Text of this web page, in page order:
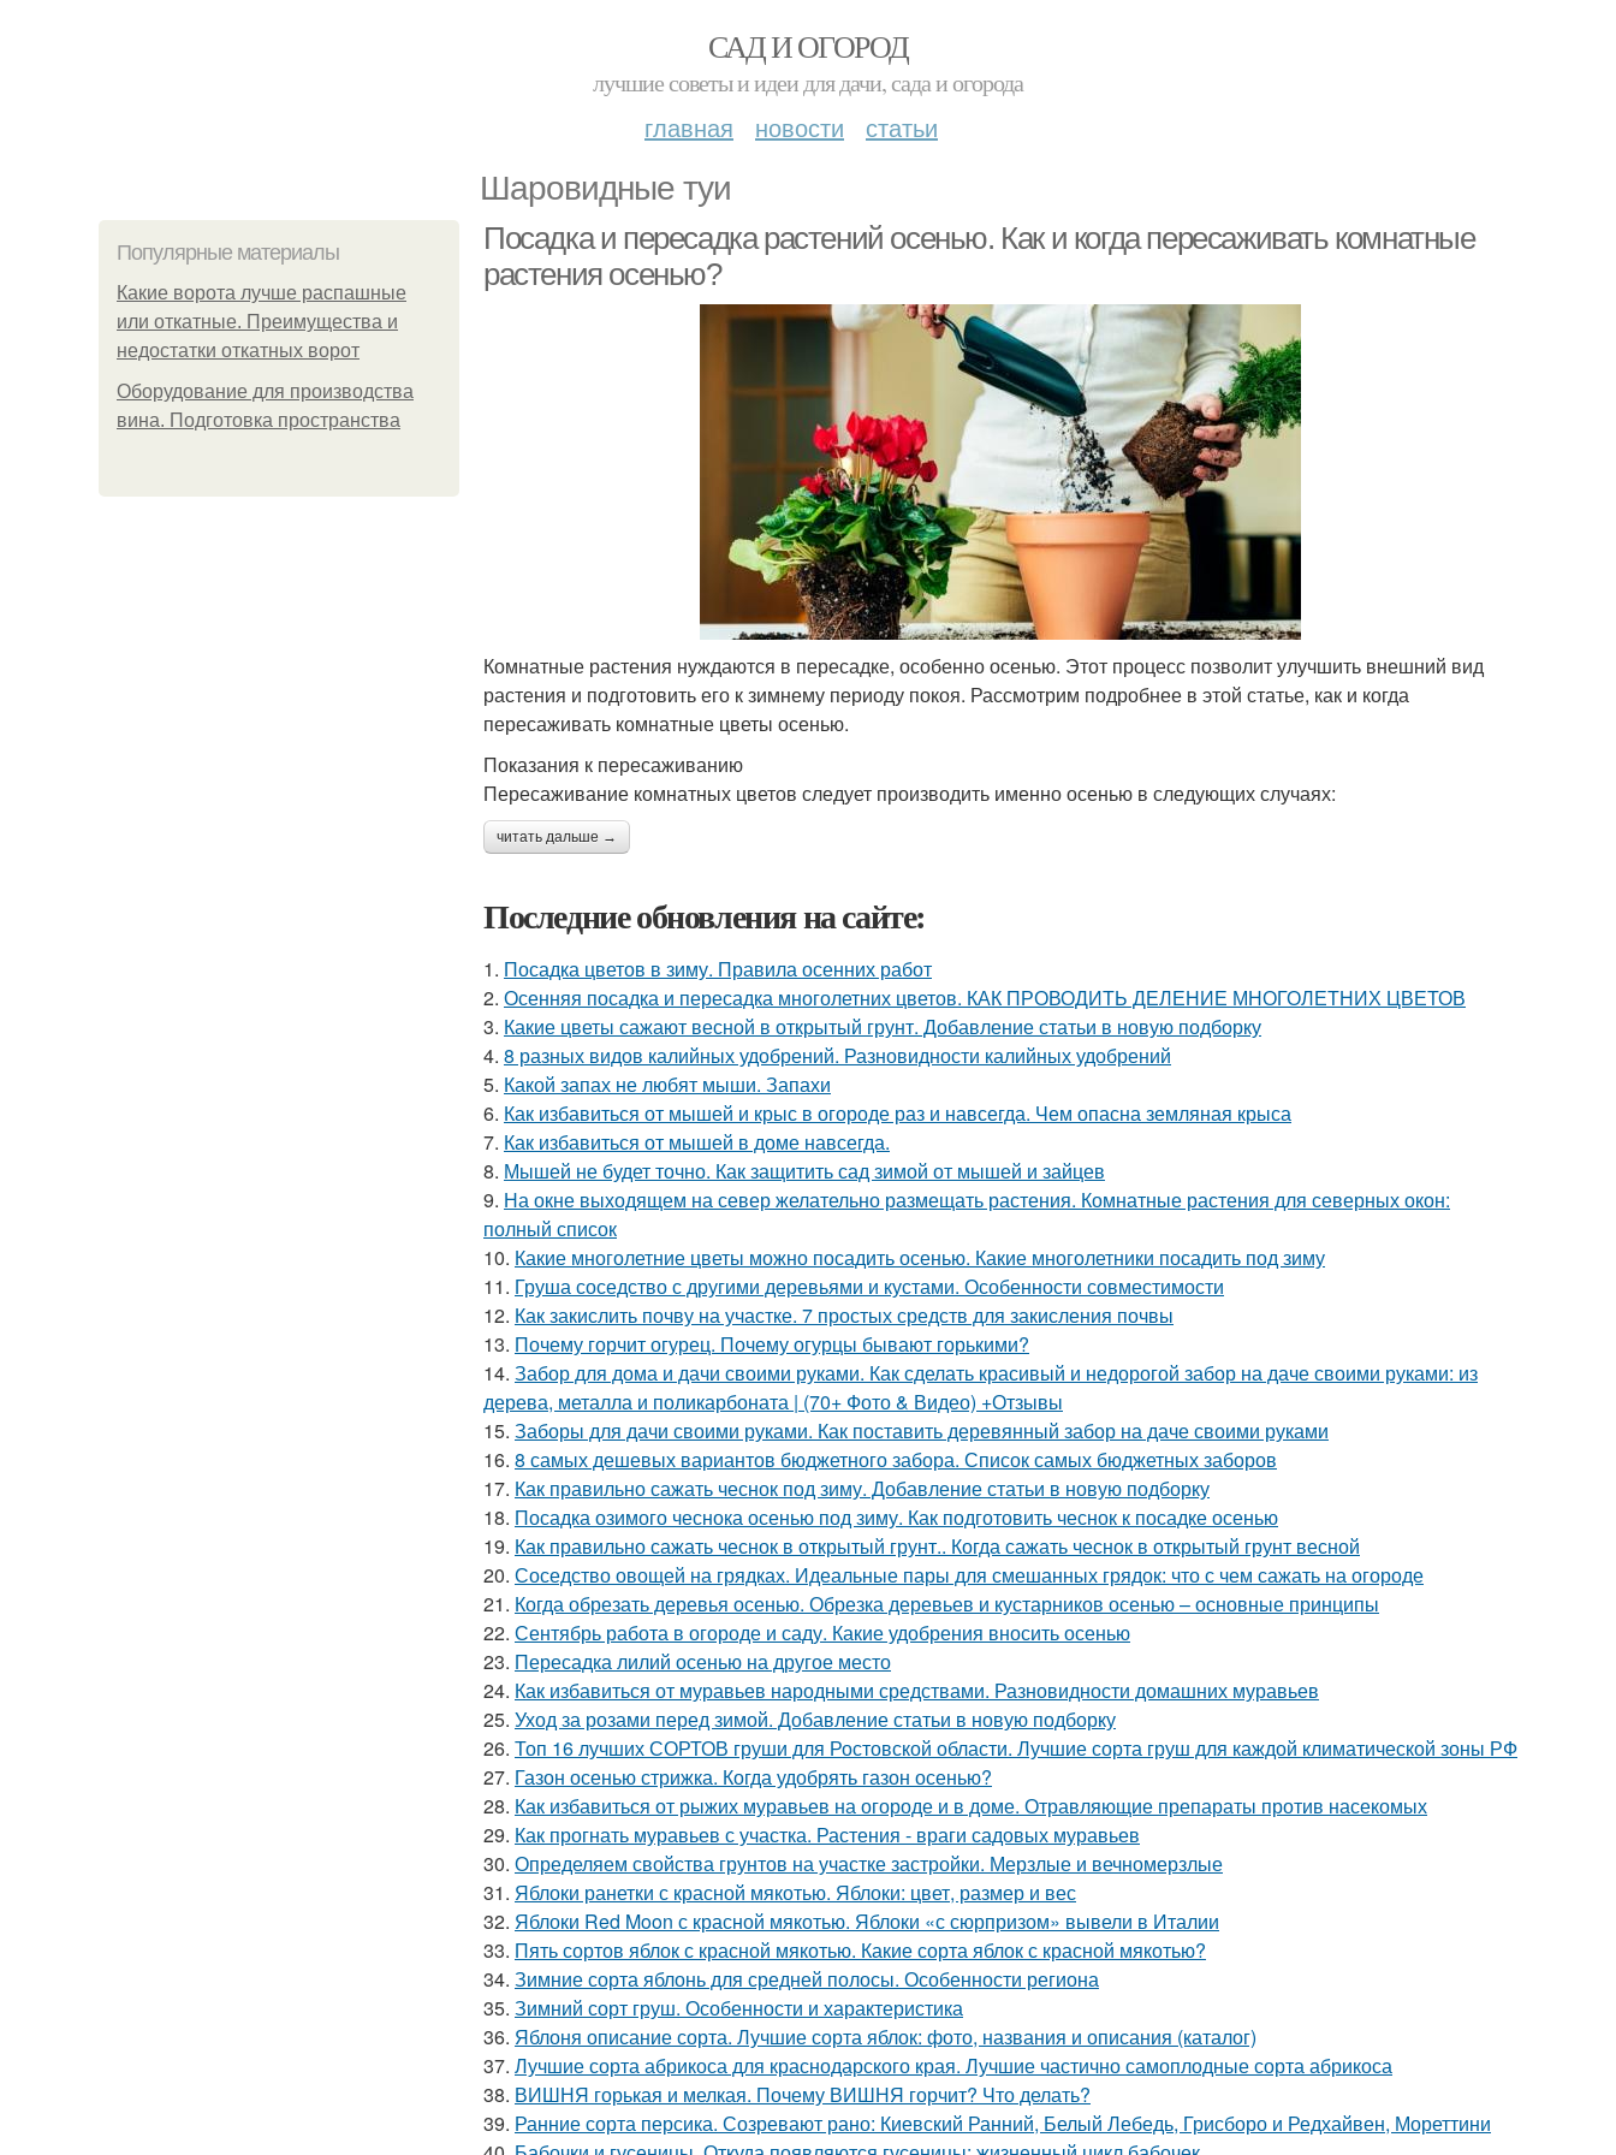
САД И ОГОРОД
лучшие советы и идеи для дачи, сада и огорода
главная новости статьи
Шаровидные туи
Популярные материалы
Какие ворота лучше распашные
или откатные. Преимущества и
недостатки откатных ворот
Оборудование для производства
вина. Подготовка пространства
Посадка и пересадка растений осенью. Как и когда пересаживать комнатные
растения осенью?
Комнатные растения нуждаются в пересадке, особенно осенью. Этот процесс позволит улучшить внешний вид
растения и подготовить его к зимнему периоду покоя. Рассмотрим подробнее в этой статье, как и когда
пересаживать комнатные цветы осенью.
Показания к пересаживанию
Пересаживание комнатных цветов следует производить именно осенью в следующих случаях:
читать дальше →
Последние обновления на сайте:
1. Посадка цветов в зиму. Правила осенних работ
2. Осенняя посадка и пересадка многолетних цветов. КАК ПРОВОДИТЬ ДЕЛЕНИЕ МНОГОЛЕТНИХ ЦВЕТОВ
3. Какие цветы сажают весной в открытый грунт. Добавление статьи в новую подборку
4. 8 разных видов калийных удобрений. Разновидности калийных удобрений
5. Какой запах не любят мыши. Запахи
6. Как избавиться от мышей и крыс в огороде раз и навсегда. Чем опасна земляная крыса
7. Как избавиться от мышей в доме навсегда.
8. Мышей не будет точно. Как защитить сад зимой от мышей и зайцев
9. На окне выходящем на север желательно размещать растения. Комнатные растения для северных окон:
полный список
10. Какие многолетние цветы можно посадить осенью. Какие многолетники посадить под зиму
11. Груша соседство с другими деревьями и кустами. Особенности совместимости
12. Как закислить почву на участке. 7 простых средств для закисления почвы
13. Почему горчит огурец. Почему огурцы бывают горькими?
14. Забор для дома и дачи своими руками. Как сделать красивый и недорогой забор на даче своими руками: из
дерева, металла и поликарбоната | (70+ Фото & Видео) +Отзывы
15. Заборы для дачи своими руками. Как поставить деревянный забор на даче своими руками
16. 8 самых дешевых вариантов бюджетного забора. Список самых бюджетных заборов
17. Как правильно сажать чеснок под зиму. Добавление статьи в новую подборку
18. Посадка озимого чеснока осенью под зиму. Как подготовить чеснок к посадке осенью
19. Как правильно сажать чеснок в открытый грунт.. Когда сажать чеснок в открытый грунт весной
20. Соседство овощей на грядках. Идеальные пары для смешанных грядок: что с чем сажать на огороде
21. Когда обрезать деревья осенью. Обрезка деревьев и кустарников осенью – основные принципы
22. Сентябрь работа в огороде и саду. Какие удобрения вносить осенью
23. Пересадка лилий осенью на другое место
24. Как избавиться от муравьев народными средствами. Разновидности домашних муравьев
25. Уход за розами перед зимой. Добавление статьи в новую подборку
26. Топ 16 лучших СОРТОВ груши для Ростовской области. Лучшие сорта груш для каждой климатической зоны РФ
27. Газон осенью стрижка. Когда удобрять газон осенью?
28. Как избавиться от рыжих муравьев на огороде и в доме. Отравляющие препараты против насекомых
29. Как прогнать муравьев с участка. Растения - враги садовых муравьев
30. Определяем свойства грунтов на участке застройки. Мерзлые и вечномерзлые
31. Яблоки ранетки с красной мякотью. Яблоки: цвет, размер и вес
32. Яблоки Red Moon с красной мякотью. Яблоки «с сюрпризом» вывели в Италии
33. Пять сортов яблок с красной мякотью. Какие сорта яблок с красной мякотью?
34. Зимние сорта яблонь для средней полосы. Особенности региона
35. Зимний сорт груш. Особенности и характеристика
36. Яблоня описание сорта. Лучшие сорта яблок: фото, названия и описания (каталог)
37. Лучшие сорта абрикоса для краснодарского края. Лучшие частично самоплодные сорта абрикоса
38. ВИШНЯ горькая и мелкая. Почему ВИШНЯ горчит? Что делать?
39. Ранние сорта персика. Созревают рано: Киевский Ранний, Белый Лебедь, Грисборо и Редхайвен, Мореттини